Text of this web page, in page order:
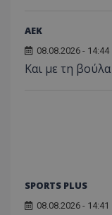
ΑEK
08.08.2026 - 14:44
Και με τη
SPORTS PLUS
08.08.2026 - 14:41